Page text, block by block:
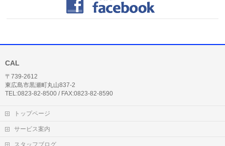
CAL
〒739-2612
東広島市黒瀬町丸山837-2
TEL:0823-82-8500 / FAX:0823-82-8590
トップページ
サービス案内
スタッフブログ